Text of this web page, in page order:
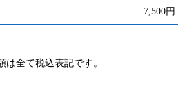
7,500円
は全て税込表記です。